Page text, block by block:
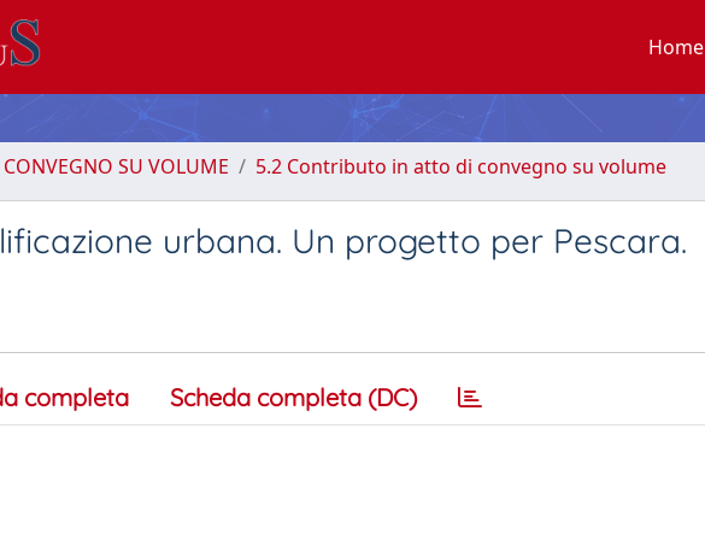
Home
SU VOLUME 5.2 Contributo in atto di convegno su volume
urbana. Un progetto per Pescara.
completa Scheda completa (DC)